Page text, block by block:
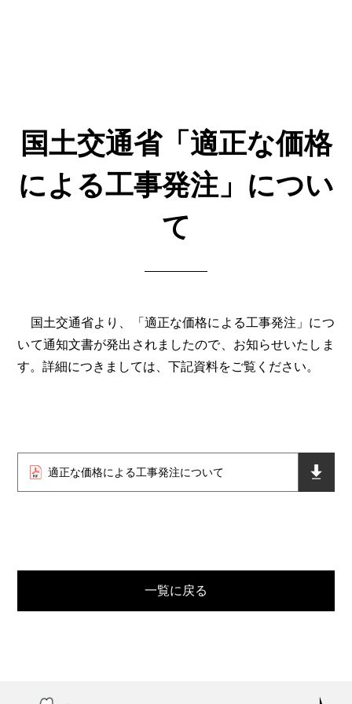
国土交通省「適正な価格
による工事発注」につい
て
国土交通省より、「適正な価格による工事発注」につ
いて通知文書が発出されましたので、お知らせいたしま
す。詳細につきましては、下記資料をご覧ください。
適正な価格による工事発注について
一覧に戻る